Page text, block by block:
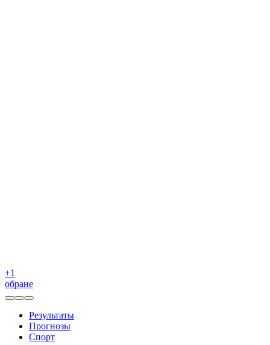
+1
обране
Результаты
Прогнозы
Спорт